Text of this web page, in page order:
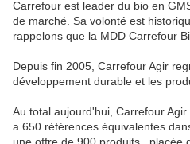
Carrefour est leader du bio en
de marché. Sa volonté est
rappelons que la MDD Carrefour
Depuis fin 2005, Carrefour Agir
développement durable et les
Au total aujourd'hui, Carrefour
a 650 références équivalentes